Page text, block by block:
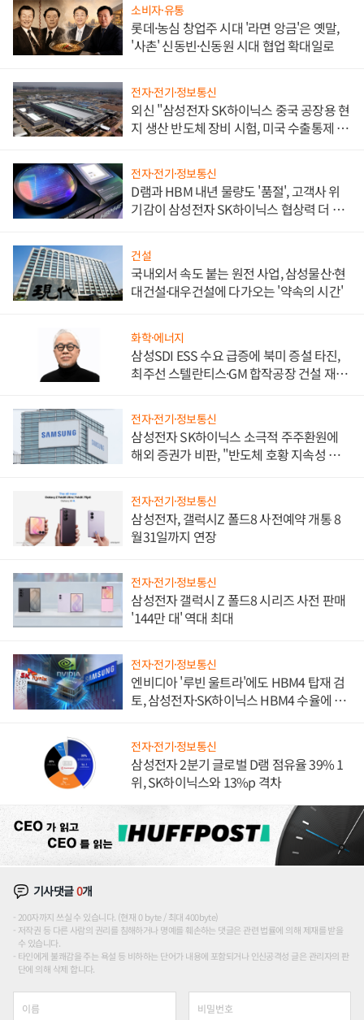
소비자·유통
롯데·농심 창업주 시대 '라면 앙금'은 옛말,
'사촌' 신동빈·신동원 시대 협업 확대일로
전자·전기·정보통신
외신 "삼성전자 SK하이닉스 중국 공장용 현
지 생산 반도체 장비 시험, 미국 수출통제 대
전자·전기·정보통신
D램과 HBM 내년 물량도 '품절', 고객사 위
기감이 삼성전자 SK하이닉스 협상력 더 키
건설
국내외서 속도 붙는 원전 사업, 삼성물산·현
대건설·대우건설에 다가오는 '약속의 시간'
화학·에너지
삼성SDI ESS 수요 급증에 북미 증설 타진,
최주선 스텔란티스·GM 합작공장 건설 재추
전자·전기·정보통신
삼성전자 SK하이닉스 소극적 주주환원에
해외 증권가 비판, "반도체 호황 지속성 의
전자·전기·정보통신
삼성전자, 갤럭시Z 폴드8 사전예약 개통 8
월31일까지 연장
전자·전기·정보통신
삼성전자 갤럭시 Z 폴드8 시리즈 사전 판매
'144만 대' 역대 최대
전자·전기·정보통신
엔비디아 '루빈 울트라'에도 HBM4 탑재 검
토, 삼성전자·SK하이닉스 HBM4 수율에 주
전자·전기·정보통신
삼성전자 2분기 글로벌 D램 점유율 39% 1
위, SK하이닉스와 13%p 격차
기사댓글0개
200자까지 쓰실 수 있습니다. (현재 0 byte / 최대 400byte)
저작권 등 다른 사람의 권리를 침해하거나 명예를 훼손하는 댓글은 관련 법률에 의해 제재를 받을
수 있습니다.
타인에게 불쾌감을 주는 욕설 등 비하하는 단어가 내용에 포함되거나 인신공격성 글은 관리자의 판
단에 의해 삭제 합니다.